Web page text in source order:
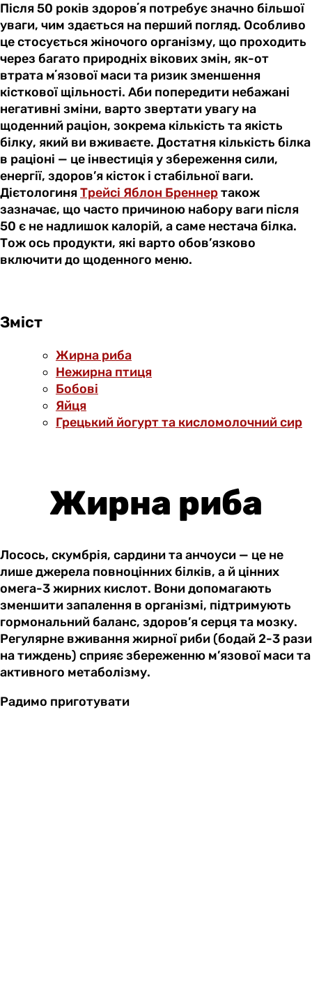
Після 50 років здоровʼя потребує значно більшої
уваги, чим здається на перший погляд. Особливо
це стосується жіночого організму, що проходить
через багато природніх вікових змін, як-от
втрата мʼязової маси та ризик зменшення
кісткової щільності. Аби попередити небажані
негативні зміни, варто звертати увагу на
щоденний раціон, зокрема кількість та якість
білку, який ви вживаєте. Достатня кількість білка
в раціоні — це інвестиція у збереження сили,
енергії, здоров’я кісток і стабільної ваги.
ДієтологиняТрейсі Яблон Бреннертакож
зазначає, що часто причиною набору ваги після
50 є не надлишок калорій, а саме нестача білка.
Тож ось продукти, які варто обов’язково
включити до щоденного меню.
Зміст
Жирна риба
Нежирна птиця
Бобові
Яйця
Грецький йогурт та кисломолочний сир
Жирна риба
Лосось, скумбрія, сардини та анчоуси — це не
лише джерела повноцінних білків, а й цінних
омега-3 жирних кислот. Вони допомагають
зменшити запалення в організмі, підтримують
гормональний баланс, здоров’я серця та мозку.
Регулярне вживання жирної риби (бодай 2-3 рази
на тиждень) сприяє збереженню м’язової маси та
активного метаболізму.
Радимо приготувати